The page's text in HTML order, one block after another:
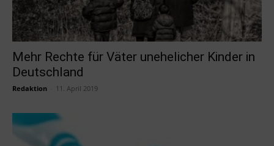
Mehr Rechte für Väter unehelicher Kinder in
Deutschland
Redaktion 11. April 2019